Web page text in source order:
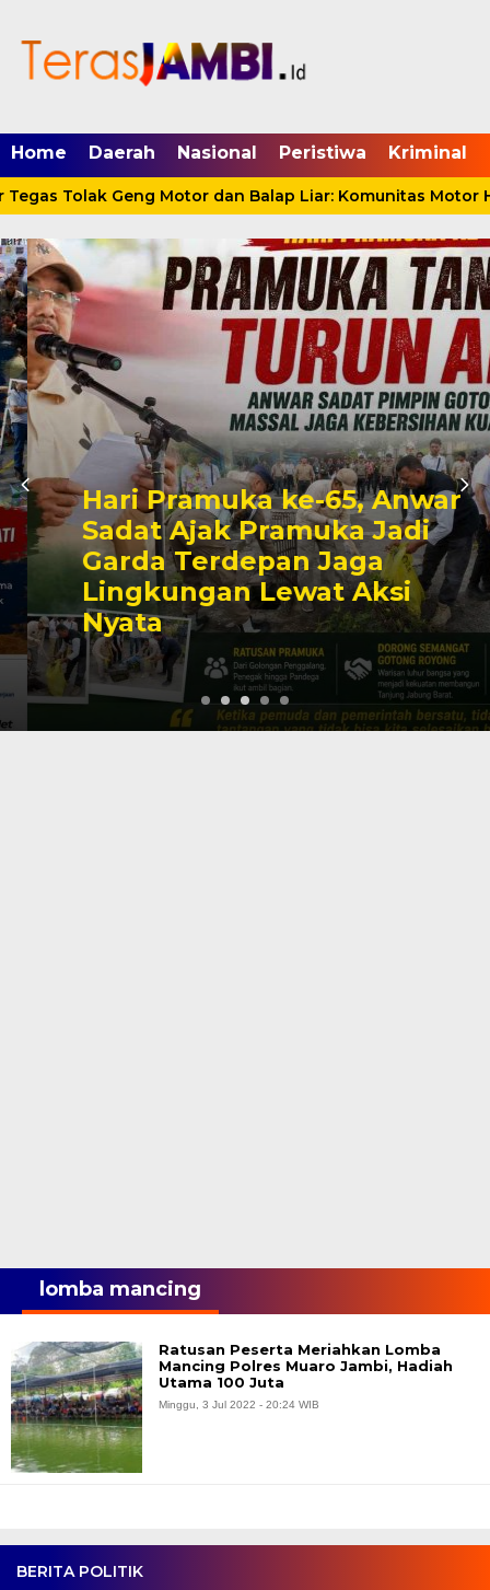
Home Daerah Nasional Peristiwa Kriminal
Tolak Geng Motor dan Balap Liar: Komunitas Motor
Hari Pramuka ke-65, Anwar
Sadat Ajak Pramuka Jadi
Garda Terdepan Jaga
Lingkungan Lewat Aksi
Nyata
BERITA POLITIK
lomba mancing
Ratusan Peserta Meriahkan Lomba
Mancing Polres Muaro Jambi, Hadiah
Utama 100 Juta
Minggu, 3 Jul 2022 - 20:24 WIB